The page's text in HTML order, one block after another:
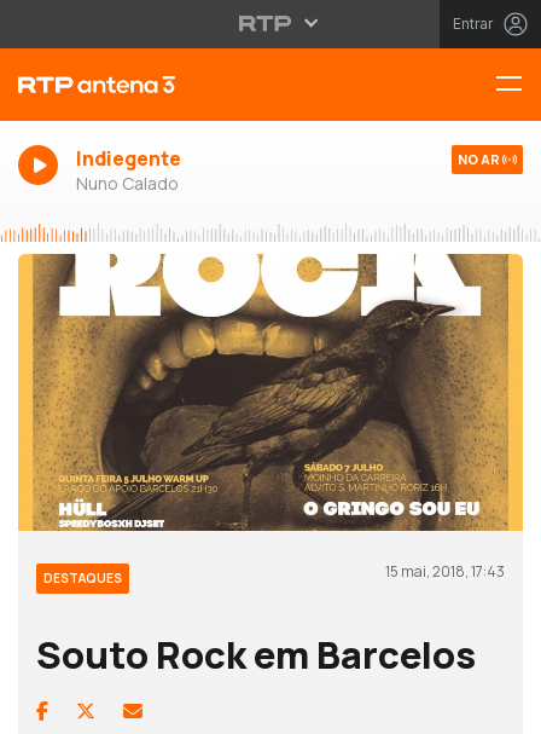
Entrar
Indiegente
Nuno Calado
NO AR
DESTAQUES 15 mai, 2018, 17:43
Souto Rock em Barcelos